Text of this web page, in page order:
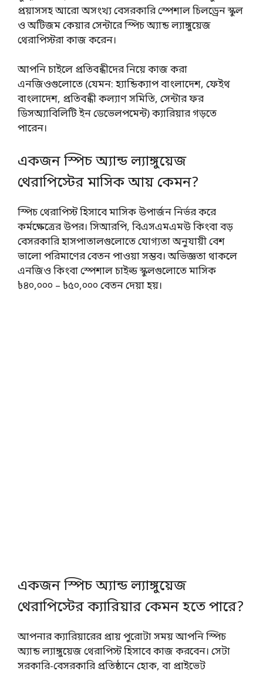
প্রয়াসসহ আরো অসংখ্য বেসরকারি স্পেশাল চিলড্রেন স্কুল
ও অটিজম কেয়ার সেন্টারে স্পিচ অ্যান্ড ল্যাঙ্গুয়েজ
থেরাপিস্টরা কাজ করেন।
আপনি চাইলে প্রতিবন্ধীদের নিয়ে কাজ করা
এনজিওগুলোতে (যেমন: হ্যান্ডিক্যাপ বাংলাদেশ, ফেইথ
বাংলাদেশ, প্রতিবন্ধী কল্যাণ সমিতি, সেন্টার ফর
ডিসঅ্যাবিলিটি ইন ডেভেলপমেন্ট) ক্যারিয়ার গড়তে
পারেন।
একজন স্পিচ অ্যান্ড ল্যাঙ্গুয়েজ
থেরাপিস্টের মাসিক আয় কেমন?
স্পিচ থেরাপিস্ট হিসাবে মাসিক উপার্জন নির্ভর করে
কর্মক্ষেত্রের উপর। সিআরপি, বিএসএমএমউ কিংবা বড়
বেসরকারি হাসপাতালগুলোতে যোগ্যতা অনুযায়ী বেশ
ভালো পরিমাণের বেতন পাওয়া সম্ভব। অভিজ্ঞতা থাকলে
এনজিও কিংবা স্পেশাল চাইল্ড স্কুলগুলোতে মাসিক
৳৪০,০০০ – ৳৫০,০০০ বেতন দেয়া হয়।
একজন স্পিচ অ্যান্ড ল্যাঙ্গুয়েজ
থেরাপিস্টের ক্যারিয়ার কেমন হতে পারে?
আপনার ক্যারিয়ারের প্রায় পুরোটা সময় আপনি স্পিচ
অ্যান্ড ল্যাঙ্গুয়েজ থেরাপিস্ট হিসাবে কাজ করবেন। সেটা
সরকারি-বেসরকারি প্রতিষ্ঠানে হোক, বা প্রাইভেট